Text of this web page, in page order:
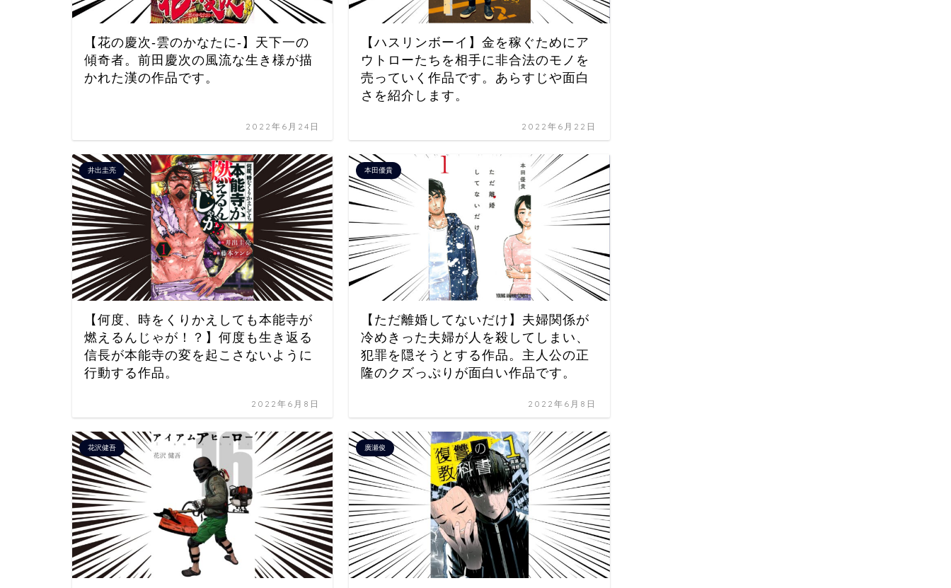
【花の慶次-雲のかなたに-】天下一の
傾奇者。前田慶次の風流な生き様が描
かれた漢の作品です。
2022年6月24日
【ハスリンボーイ】金を稼ぐためにア
ウトローたちを相手に非合法のモノを
売っていく作品です。あらすじや面白
さを紹介します。
2022年6月22日
井出圭亮
【何度、時をくりかえしても本能寺が
燃えるんじゃが！？】何度も生き返る
信長が本能寺の変を起こさないように
行動する作品。
2022年6月8日
本田優貴
【ただ離婚してないだけ】夫婦関係が
冷めきった夫婦が人を殺してしまい、
犯罪を隠そうとする作品。主人公の正
隆のクズっぷりが面白い作品です。
2022年6月8日
花沢健吾 廣瀬俊